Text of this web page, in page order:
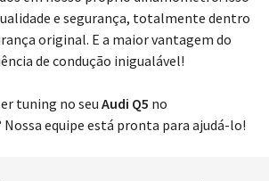
e segurança, totalmente dentro
original. E a maior vantagem do
de condução inigualável!
tuning no seu Audi Q5 no
equipe está pronta para ajudá-lo!